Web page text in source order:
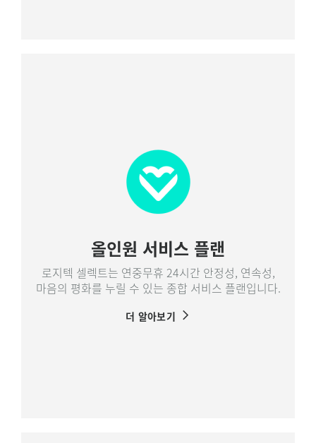
올인원 서비스 플랜
로지텍 셀렉트는 연중무휴 24시간 안정성, 연속성,
마음의 평화를 누릴 수 있는 종합 서비스 플랜입니다.
더 알아보기